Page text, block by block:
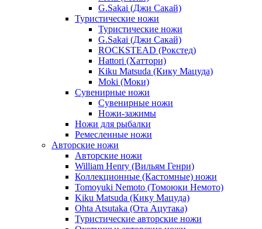
G.Sakai (Джи Сакай)
Туристические ножи
Туристические ножи
G.Sakai (Джи Сакай)
ROCKSTEAD (Рокстед)
Hattori (Хаттори)
Kiku Matsuda (Кику Мацуда)
Moki (Моки)
Сувенирные ножи
Сувенирные ножи
Ножи-зажимы
Ножи для рыбалки
Ремесленные ножи
Авторские ножи
Авторские ножи
William Henry (Вильям Генри)
Коллекционные (Кастомные) ножи
Tomoyuki Nemoto (Томоюки Немото)
Kiku Matsuda (Кику Мацуда)
Ohta Atsutaka (Ота Ацутака)
Туристические авторские ножи